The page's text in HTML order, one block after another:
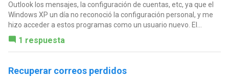
Outlook los mensajes, la configuración de cuentas, etc, ya que el
Windows XP un día no reconoció la configuración personal, y me
hizo acceder a estos programas como un usuario nuevo. El...
1 respuesta
Recuperar correos perdidos